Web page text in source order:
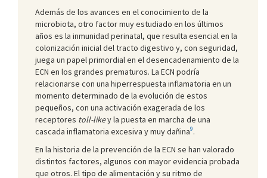
Además de los avances en el conocimiento de la
microbiota, otro factor muy estudiado en los últimos
años es la inmunidad perinatal, que resulta esencial en la
colonización inicial del tracto digestivo y, con seguridad,
juega un papel primordial en el desencadenamiento de la
ECN en los grandes prematuros. La ECN podría
relacionarse con una hiperrespuesta inflamatoria en un
momento determinado de la evolución de estos
pequeños, con una activación exagerada de los
receptores toll-likey la puesta en marcha de una
cascada inflamatoria excesiva y muy dañina9.
En la historia de la prevención de la ECN se han valorado
distintos factores, algunos con mayor evidencia probada
que otros. El tipo de alimentación y su ritmo de